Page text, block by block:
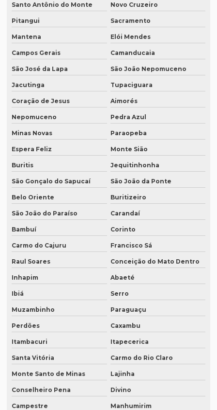
Equipamento de tradução simultânea portátil
Equipamento tradução simultanea preço
Equipamentos necessários para tradução simultânea
Equipamentos de tradução simultânea sp
Interpretação simultânea
Intérprete alemão profissional
Intérprete chinês português
Intérprete para congressos
Intérprete consecutivo
Intérprete de coreano em são paulo
Intérprete de espanhol em brasília
Intérprete de espanhol em campinas
Intérprete de espanhol em porto alegre
Intérprete para eventos
Intérprete de inglês em campinas
Intérprete de inglês em curitiba
Intérprete inglês espanhol português
Intérprete de inglês em porto alegre
Intérprete de inglês português
Interprete de italiano profissional
Intérprete japonês português
Santo Antônio do Monte Novo Cruzeiro
Pitangui Sacramento
Mantena Elói Mendes
Campos Gerais Camanducaia
São José da Lapa São João Nepomuceno
Jacutinga Tupaciguara
Coração de Jesus Aimorés
Nepomuceno Pedra Azul
Minas Novas Paraopeba
Espera Feliz Monte Sião
Buritis Jequitinhonha
São Gonçalo do Sapucaí São João da Ponte
Belo Oriente Buritizeiro
São João do Paraíso Carandaí
Bambuí Corinto
Carmo do Cajuru Francisco Sá
Raul Soares Conceição do Mato Dentro
Inhapim Abaeté
Ibiá Serro
Muzambinho Paraguaçu
Perdões Caxambu
Itambacuri Itapecerica
Santa Vitória Carmo do Rio Claro
Monte Santo de Minas Lajinha
Conselheiro Pena Divino
Campestre Manhumirim